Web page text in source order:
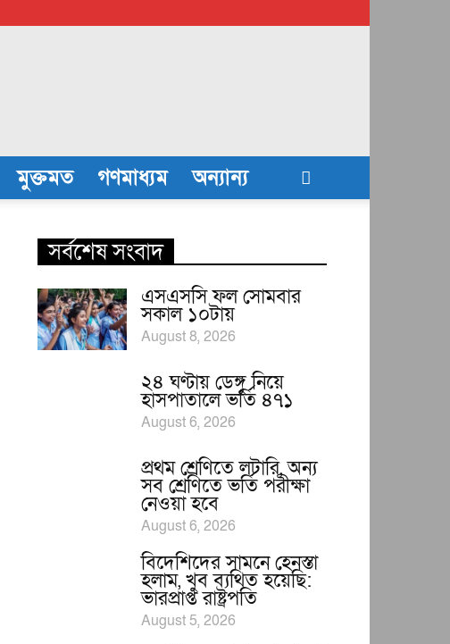
মুক্তমত গণমাধ্যম অন্যান্য
সর্বশেষ সংবাদ
এসএসসি ফল সোমবার
সকাল ১০টায়
August 8, 2026
২৪ ঘণ্টায় ডেঙ্গু নিয়ে
হাসপাতালে ভর্তি ৪৭১
August 6, 2026
প্রথম শ্রেণিতে লটারি, অন্য
সব শ্রেণিতে ভর্তি পরীক্ষা
নেওয়া হবে
August 6, 2026
বিদেশিদের সামনে হেনস্তা
হলাম, খুব ব্যথিত হয়েছি:
ভারপ্রাপ্ত রাষ্ট্রপতি
August 5, 2026